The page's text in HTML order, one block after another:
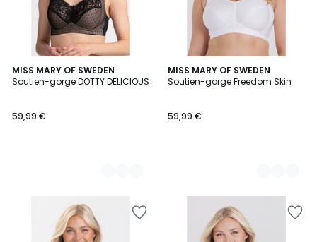
MISS MARY OF SWEDEN
Soutien-gorge DOTTY DELICIOUS
59,99 €
2
Couleurs
MISS MARY OF SWEDEN
Soutien-gorge Freedom Skin
59,99 €
2
Couleurs